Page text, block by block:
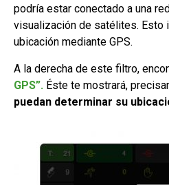
podría estar conectado a una
visualización de satélites. Esto
ubicación mediante GPS.
A la derecha de este filtro,
GPS”. Éste te mostrará,
puedan determinar su